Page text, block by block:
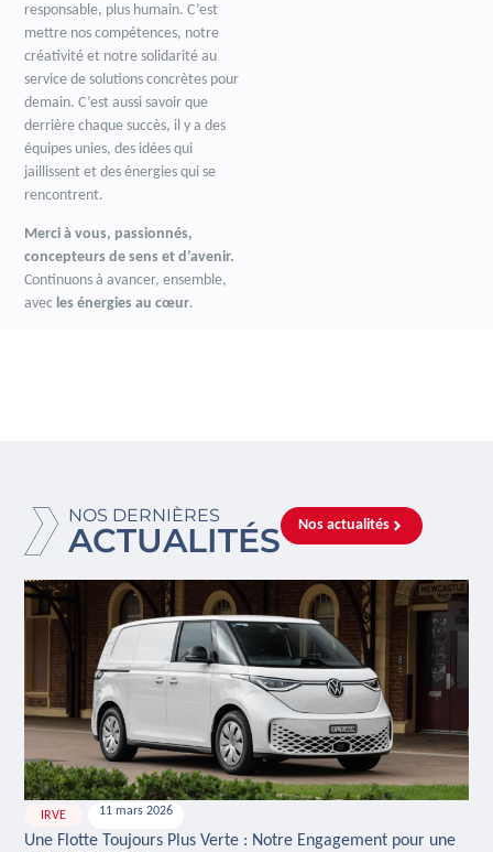
responsable, plus humain. C’est
mettre nos compétences, notre
créativité et notre solidarité au
service de solutions concrètes pour
demain. C’est aussi savoir que
derrière chaque succès, il y a des
équipes unies, des idées qui
jaillissent et des énergies qui se
rencontrent.
Merci à vous, passionnés,
concepteurs de sens et d’avenir.
Continuons à avancer, ensemble,
avec les énergies au cœur.
NOS DERNIÈRES
ACTUALITÉS Nos actualités
IRVE 11 mars 2026
Une Flotte Toujours Plus Verte : Notre Engagement pour une